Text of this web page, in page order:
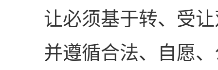
让必须基于转、受
并遵循合法、自愿